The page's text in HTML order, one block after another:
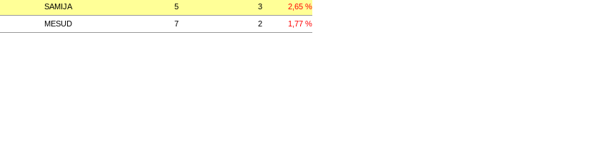
SAMIJA 5 3
2,65 %
MESUD 7 2 1,77 %